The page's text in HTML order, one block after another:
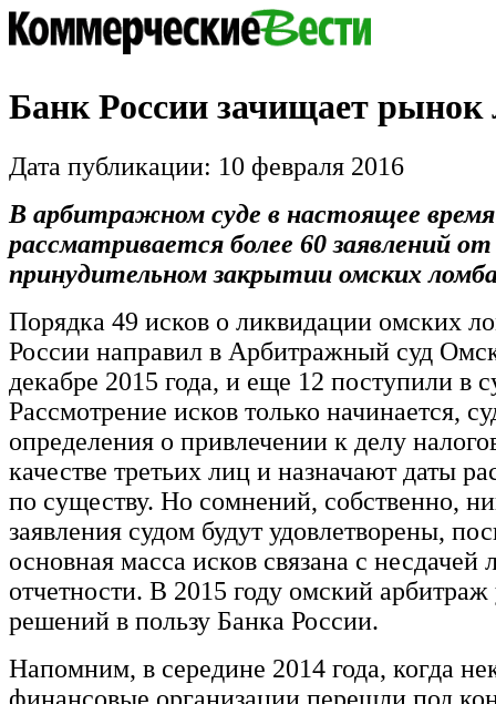
Банк России зачищает рынок
Дата публикации: 10 февраля 2016
В арбитражном суде в настоящее время
рассматривается более 60 заявлений
принудительном закрытии омских
Порядка 49 исков о ликвидации омских
России направил в Арбитражный суд
декабре 2015 года, и еще 12 поступили в
Рассмотрение исков только начинается,
определения о привлечении к делу
качестве третьих лиц и назначают даты
по существу. Но сомнений, собственно,
заявления судом будут удовлетворены,
основная масса исков связана с несдачей
отчетности. В 2015 году омский
решений в пользу Банка России.
Напомним, в середине 2014 года, когда